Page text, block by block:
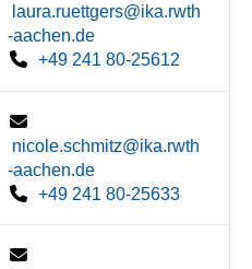
laura.ruettgers@ika.rwth
-aachen.de
+49 241 80-25612
nicole.schmitz@ika.rwth
-aachen.de
+49 241 80-25633